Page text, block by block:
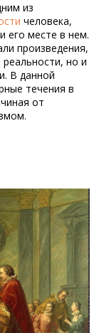
из
человека,
его месте в нем.
произведения,
но и
В данной
течения в
от